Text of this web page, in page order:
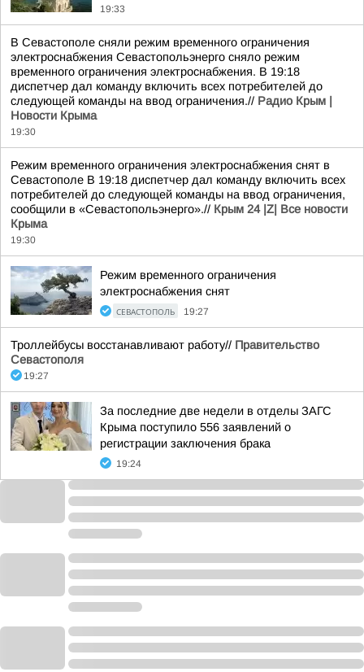
19:33
В Севастополе сняли режим временного ограничения
электроснабжения Севастопольэнерго сняло режим
временного ограничения электроснабжения. В 19:18
диспетчер дал команду включить всех потребителей до
следующей команды на ввод ограничения.// Радио Крым |
Новости Крыма
19:30
Режим временного ограничения электроснабжения снят в
Севастополе В 19:18 диспетчер дал команду включить всех
потребителей до следующей команды на ввод ограничения,
сообщили в «Севастопольэнерго».// Крым 24 |Z| Все новости
Крыма
19:30
Режим временного ограничения
электроснабжения снят
СЕВАСТОПОЛЬ 19:27
Троллейбусы восстанавливают работу// Правительство
Севастополя
19:27
За последние две недели в отделы ЗАГС
Крыма поступило 556 заявлений о
регистрации заключения брака
19:24